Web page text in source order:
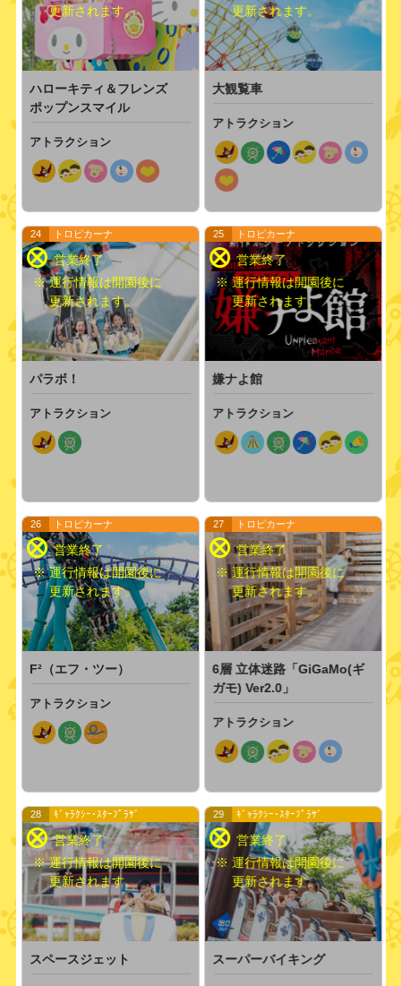
更新されます。
ハローキティ＆フレンズ
ポップンスマイル
アトラクション
更新されます。
大観覧車
アトラクション
24 トロピカーナ
※ 運行情報は開園後に
更新されます。
パラボ！
アトラクション
25 トロピカーナ
※ 運行情報は開園後に
更新されます。
嫌ナよ館
アトラクション
26 トロピカーナ
※ 運行情報は開園後に
更新されます。
F²（エフ・ツー）
アトラクション
27 トロピカーナ
※ 運行情報は開園後に
更新されます。
6層 立体迷路「GiGaMo(ギ
ガモ) Ver2.0」
アトラクション
28 ｷﾞｬﾗｸｼｰ･ｽﾀｰﾌﾟﾗｻﾞ
※ 運行情報は開園後に
更新されます。
スペースジェット
29 ｷﾞｬﾗｸｼｰ･ｽﾀｰﾌﾟﾗｻﾞ
※ 運行情報は開園後に
更新されます。
スーパーバイキング